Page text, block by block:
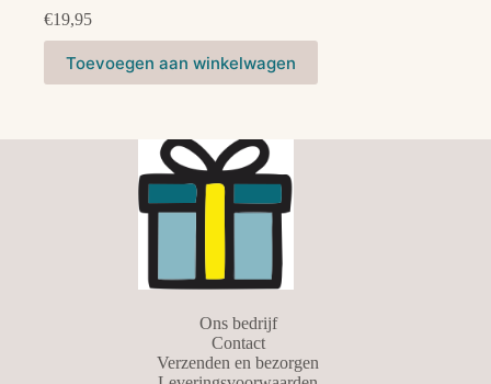
€19,95
Toevoegen aan winkelwagen
Ons bedrijf
Contact
Verzenden en bezorgen